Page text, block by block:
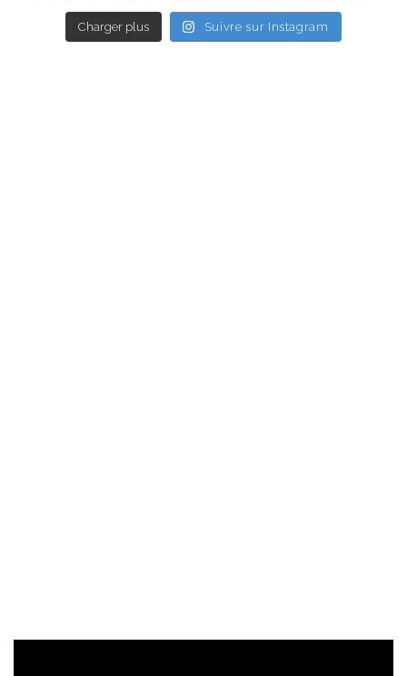
Charger plus Suivre sur Instagram